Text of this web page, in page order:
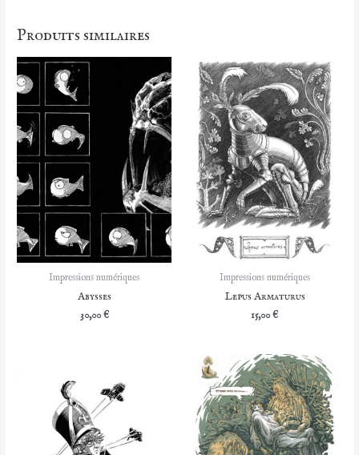
Produits similaires
Impressions numériques
Abysses
30,00€
Impressions numériques
Lepus Armaturus
15,00€